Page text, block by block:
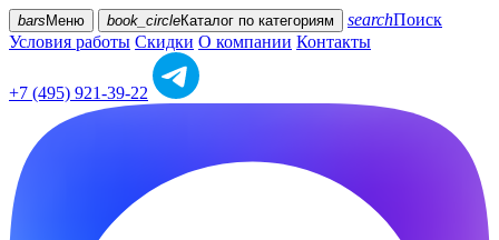
bars Меню book_circleКаталог по категориям searchПоиск
Условия работы Скидки О компании Контакты
+7 (495) 921-39-22